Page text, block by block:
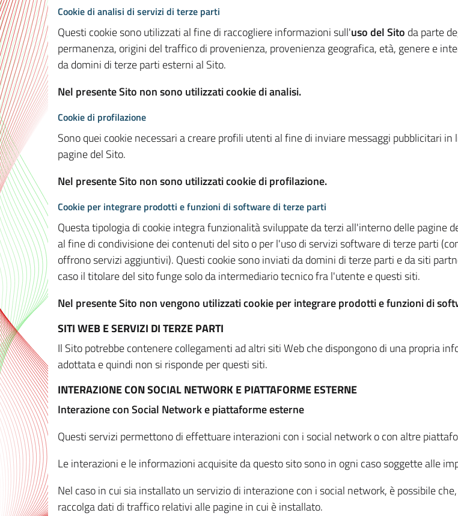
Cookie di analisi di servizi di terze parti
Questi cookie sono utilizzati al fine di raccogliere informazioni sull'uso del Sito da parte
permanenza, origini del traffico di provenienza, provenienza geografica, età, genere e
da domini di terze parti esterni al Sito.
Nel presente Sito non sono utilizzati cookie di analisi.
Cookie di profilazione
Sono quei cookie necessari a creare profili utenti al fine di inviare messaggi pubblicitari
pagine del Sito.
Nel presente Sito non sono utilizzati cookie di profilazione.
Cookie per integrare prodotti e funzioni di software di terze parti
Questa tipologia di cookie integra funzionalità sviluppate da terzi all'interno delle pagine
al fine di condivisione dei contenuti del sito o per l'uso di servizi software di terze parti
offrono servizi aggiuntivi). Questi cookie sono inviati da domini di terze parti e da siti
caso il titolare del sito funge solo da intermediario tecnico fra l'utente e questi siti.
Nel presente Sito non vengono utilizzati cookie per integrare prodotti e funzioni di
SITI WEB E SERVIZI DI TERZE PARTI
Il Sito potrebbe contenere collegamenti ad altri siti Web che dispongono di una propria
adottata e quindi non si risponde per questi siti.
INTERAZIONE CON SOCIAL NETWORK E PIATTAFORME ESTERNE
Interazione con Social Network e piattaforme esterne
Questi servizi permettono di effettuare interazioni con i social network o con altre
Le interazioni e le informazioni acquisite da questo sito sono in ogni caso soggette alle
Nel caso in cui sia installato un servizio di interazione con i social network, è possibile
raccolga dati di traffico relativi alle pagine in cui è installato.